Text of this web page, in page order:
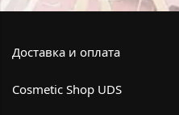
Доставка и оплата
Cosmetic Shop UDS